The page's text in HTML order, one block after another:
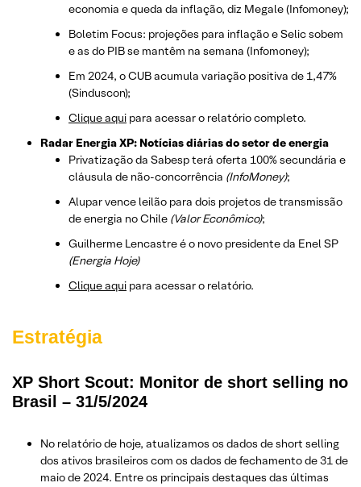
economia e queda da inflação, diz Megale (Infomoney);
Boletim Focus: projeções para inflação e Selic sobem
e as do PIB se mantêm na semana (Infomoney);
Em 2024, o CUB acumula variação positiva de 1,47%
(Sinduscon);
Clique aqui para acessar o relatório completo.
Radar Energia XP: Notícias diárias do setor de energia
Privatização da Sabesp terá oferta 100% secundária e
cláusula de não-concorrência (InfoMoney);
Alupar vence leilão para dois projetos de transmissão
de energia no Chile (Valor Econômico);
Guilherme Lencastre é o novo presidente da Enel SP
(Energia Hoje)
Clique aqui para acessar o relatório.
Estratégia
XP Short Scout: Monitor de short selling no
Brasil – 31/5/2024
No relatório de hoje, atualizamos os dados de short selling
dos ativos brasileiros com os dados de fechamento de 31 de
maio de 2024. Entre os principais destaques das últimas